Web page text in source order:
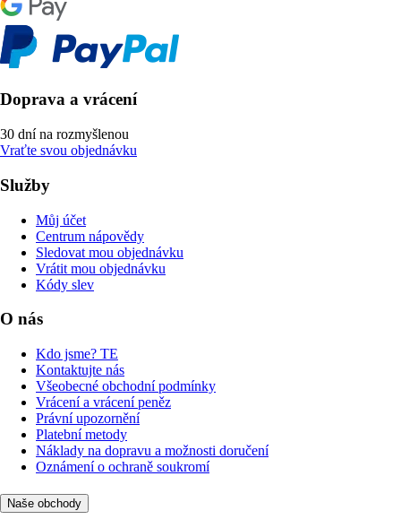
Doprava a vrácení
30 dní na rozmyšlenou
Vraťte svou objednávku
Služby
Můj účet
Centrum nápovědy
Sledovat mou objednávku
Vrátit mou objednávku
Kódy slev
O nás
Kdo jsme? TE
Kontaktujte nás
Všeobecné obchodní podmínky
Vrácení a vrácení peněz
Právní upozornění
Platební metody
Náklady na dopravu a možnosti doručení
Oznámení o ochraně soukromí
Naše obchody